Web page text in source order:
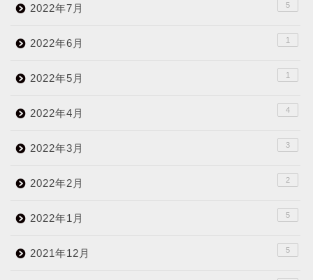
2022年7月 5
2022年6月 1
2022年5月 1
2022年4月 4
2022年3月 3
2022年2月 2
2022年1月 5
2021年12月 5